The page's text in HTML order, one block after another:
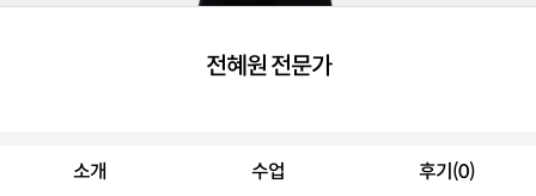
소개 수업 후기(0)
전혜원 전문가